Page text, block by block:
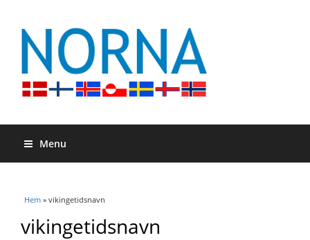
Menu
Du är här
Hem » vikingetidsnavn
vikingetidsnavn